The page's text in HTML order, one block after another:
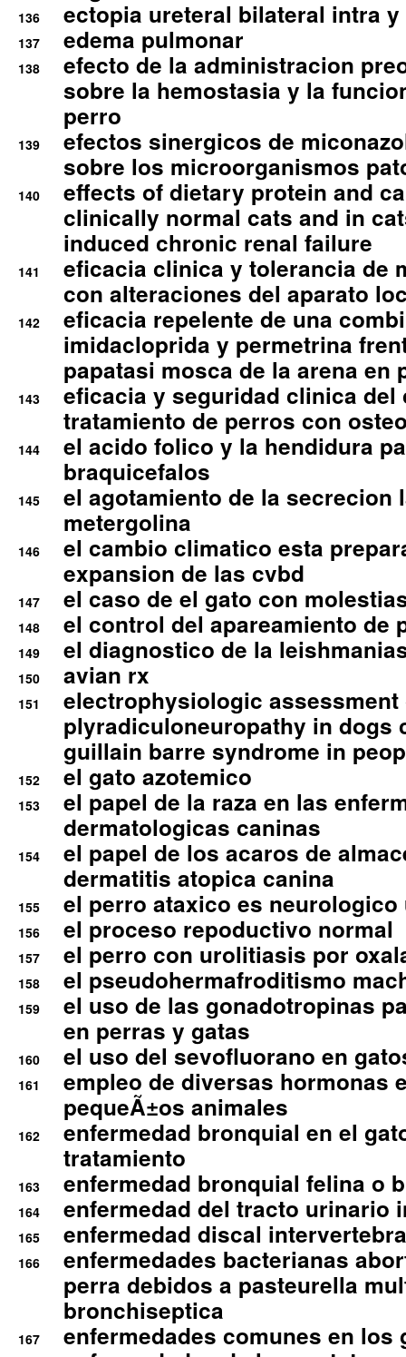
136 ectopia ureteral bilateral intra
137 edema pulmonar
138
efecto de la administracion
sobre la hemostasia y la
perro
139
efectos sinergicos de
sobre los microorganismos
140
effects of dietary protein and
clinically normal cats and in
induced chronic renal failure
141
eficacia clinica y tolerancia de
con alteraciones del aparato
142
eficacia repelente de una
imidacloprida y permetrina
papatasi mosca de la arena en
143
eficacia y seguridad clinica del
tratamiento de perros con
144
el acido folico y la hendidura
braquicefalos
145
el agotamiento de la secrecion
metergolina
146
el cambio climatico esta
expansion de las cvbd
147 el caso de el gato con
148 el control del apareamiento de
149 el diagnostico de la
150 avian rx
151
electrophysiologic assessment
plyradiculoneuropathy in dogs
guillain barre syndrome in
152 el gato azotemico
153
el papel de la raza en las
dermatologicas caninas
154
el papel de los acaros de
dermatitis atopica canina
155 el perro ataxico es
156 el proceso repoductivo normal
157 el perro con urolitiasis por
158 el pseudohermafroditismo
159
el uso de las gonadotropinas
en perras y gatas
160 el uso del sevofluorano en
161
empleo de diversas hormonas
pequeÃ±os animales
162
enfermedad bronquial en el
tratamiento
163 enfermedad bronquial felina o
164 enfermedad del tracto urinario
165 enfermedad discal
166
enfermedades bacterianas
perra debidos a pasteurella
bronchiseptica
167 enfermedades comunes en los